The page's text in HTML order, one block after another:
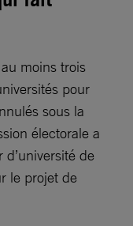
moins trois
pour
sous la
électorale a
de
le projet de